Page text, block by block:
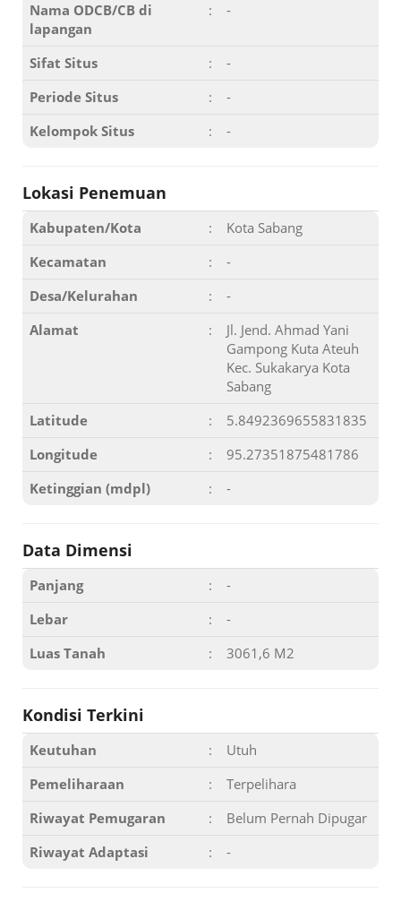
Nama ODCB/CB di
lapangan
: -
Sifat Situs :
-
Periode Situs
:
-
Kelompok Situs
: -
Lokasi Penemuan
Kabupaten/Kota :
Kota Sabang
Kecamatan
:
-
Desa/Kelurahan
:
-
Alamat
:
Jl. Jend. Ahmad Yani
Gampong Kuta Ateuh
Kec. Sukakarya Kota
Sabang
Latitude
:
5.8492369655831835
Longitude
:
95.27351875481786
Ketinggian (mdpl)
: -
Data Dimensi
Panjang :
-
Lebar
:
-
Luas Tanah
: 3061,6 M2
Kondisi Terkini
Keutuhan :
Utuh
Pemeliharaan
:
Terpelihara
Riwayat Pemugaran
:
Belum Pernah Dipugar
Riwayat Adaptasi
: -